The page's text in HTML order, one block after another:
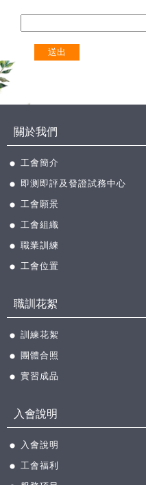
關於我們
工會簡介
即测即評及發證試務中心
工會願景
工會組織
職業訓練
工會位置
職訓花絮
訓練花絮
團體合照
實習成品
入會說明
入會說明
工會福利